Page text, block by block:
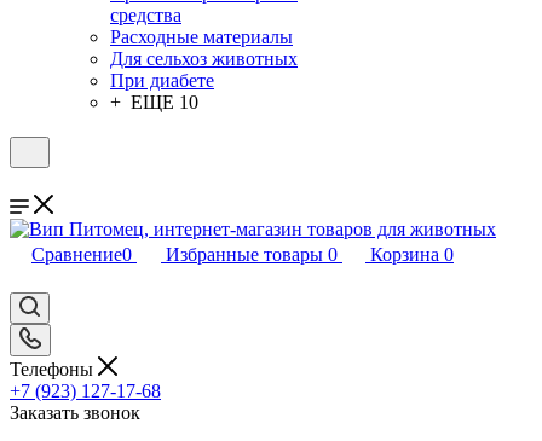
средства
Расходные материалы
Для сельхоз животных
При диабете
+ ЕЩЕ 10
Сравнение0 Избранные товары 0 Корзина 0
Телефоны
+7 (923) 127-17-68
Заказать звонок